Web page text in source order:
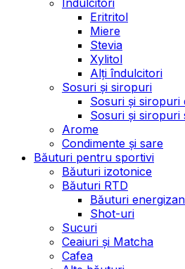
Eritritol
Miere
Stevia
Xylitol
Alți îndulcitori
Sosuri și siropuri
Sosuri și siropuri
Sosuri și siropuri
Arome
Condimente și sare
Băuturi pentru sportivi
Băuturi izotonice
Băuturi RTD
Băuturi
Shot-uri
Sucuri
Ceaiuri și Matcha
Cafea